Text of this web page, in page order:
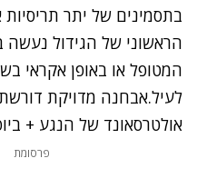
בתסמינים של יתר תריסיות
הראשוני של הגידול
המטופל או באופן אקראי
לעיל.אבחנה מדויקת
אולטרסאונד של הנגע +
פרסומת